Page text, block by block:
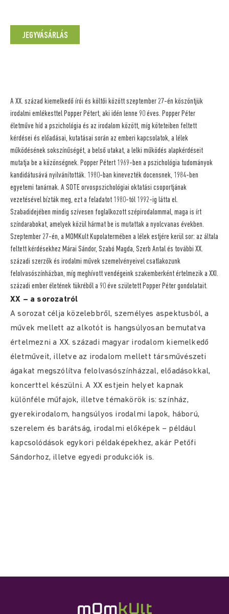
JEGYVÁSÁRLÁS
A XX. század kiemelkedő írói és költői között szeptember 27-én köszöntjük
irodalmi emlékesttel Popper Pétert, aki idén lenne 90 éves. Popper Péter
életműve híd a pszichológia és az irodalom között, míg köteteiben feltett
kérdései és előadásai, kutatásai során az emberi kapcsolatok, a lélek
működésének sokszínűségét, a belső utakat, a lelki működés alapkérdéseit
mutatja be a közönségnek. Popper Pétert 1969-ben a pszichológia tudományok
kandidátusává nyilvánították. 1980-ban kinevezték docensnek, 1984-ben
egyetemi tanárnak. A SOTE orvospszichológiai oktatási csoportjának
vezetésével bízták meg, ezt a feladatot 1980-tól 1992-ig látta el.
Szabadidejében mindig szívesen foglalkozott szépirodalommal, maga is írt
színdarabokat, amelyek közül hármat be is mutattak a nyolcvanas években.
Szeptember 27-én, a MOMKult Kupolatermében a lélek estjére kerül sor: az általa
feltett kérdésekhez Márai Sándor, Szabó Magda, Szerb Antal és további XX.
századi szerzők és irodalmi művek szemelvényeivel csatlakozunk
felolvasószínházban, míg meghívott vendégeink szakemberként értelmezik a XXI.
századi ember életének tükréből a 90 éve született Popper Péter gondolatait.
XX – a sorozatról
A sorozat célja közelebbről, személyes aspektusból, a
művek mellett az alkotót is hangsúlyosan bemutatva
értelmezni a XX. századi magyar irodalom kiemelkedő
életműveit, illetve az irodalom mellett társművészeti
ágakat megszólítva felolvasószínházzal, előadásokkal,
koncerttel készülni. A XX estjein helyet kapnak
különféle műfajok, illetve témakörök is: színház,
gyerekirodalom, hangsúlyos irodalmi lapok, háború,
szerelem és barátság, irodalmi előképek – például
kapcsolódások egykori példaképekhez, akár Petőfi
Sándorhoz, illetve egyedi produkciók is.